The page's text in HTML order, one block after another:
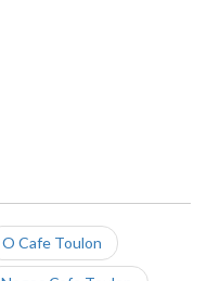
O Cafe Toulon